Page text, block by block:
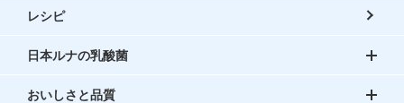
レシピ
日本ルナの乳酸菌
おいしさと品質